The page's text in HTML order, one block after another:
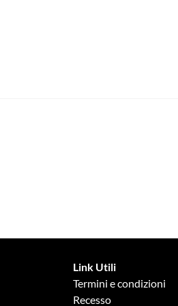
Link Utili
Termini e condizioni
Recesso